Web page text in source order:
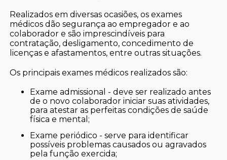
Realizados em diversas ocasiões, os exames
médicos dão segurança ao empregador e ao
colaborador e são imprescindíveis para
contratação, desligamento, concedimento de
licenças e afastamentos, entre outras situações.
Os principais exames médicos realizados são:
exame admissional - deve ser realizado antes
de o novo colaborador iniciar suas atividades,
para atestar as perfeitas condições de saúde
física e mental;
exame periódico - serve para identificar
possíveis problemas causados ou agravados
pela função exercida;